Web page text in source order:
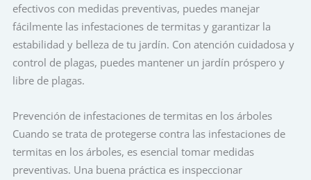
efectivos con medidas preventivas, puedes manejar
fácilmente las infestaciones de termitas y garantizar la
estabilidad y belleza de tu jardín. Con atención cuidadosa y
control de plagas, puedes mantener un jardín próspero y
libre de plagas.
Prevención de infestaciones de termitas en los árboles
Cuando se trata de protegerse contra las infestaciones de
termitas en los árboles, es esencial tomar medidas
preventivas. Una buena práctica es inspeccionar